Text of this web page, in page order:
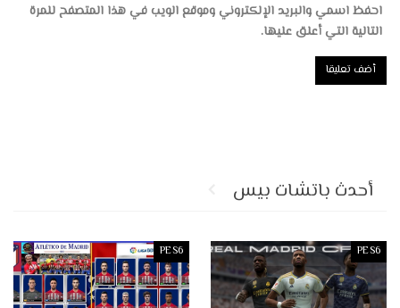
احفظ اسمي والبريد الإلكتروني وموقع الويب في هذا المتصفح للمرة
التالية التي أعلق عليها.
أحدث باتشات بيس
PES6
PES6